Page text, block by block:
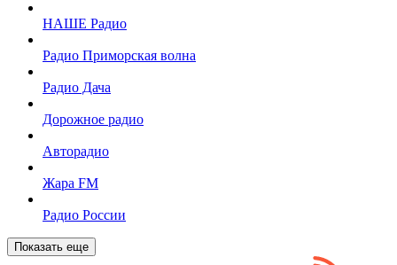
НАШЕ Радио
Радио Приморская волна
Радио Дача
Дорожное радио
Авторадио
Жара FM
Радио России
Показать еще